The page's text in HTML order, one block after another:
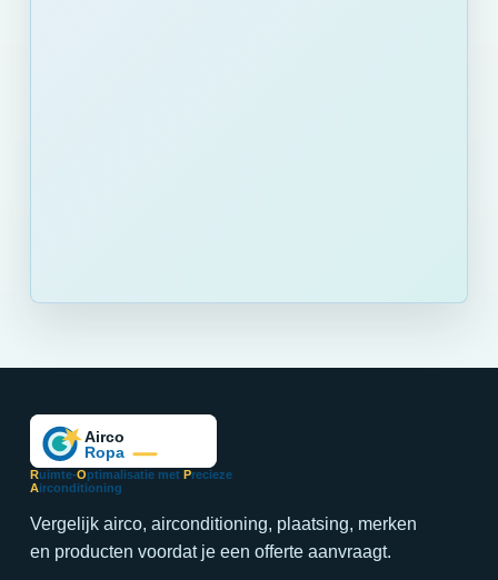
Ruimte-Optimalisatie met Precieze
Airconditioning
Vergelijk airco, airconditioning, plaatsing, merken
en producten voordat je een offerte aanvraagt.